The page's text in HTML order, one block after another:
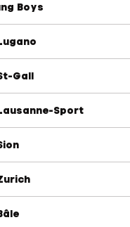
Boys
Gall
Sport